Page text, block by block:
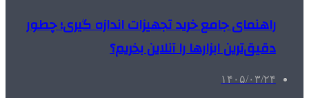
راهنمای جامع خرید تجهیزات اندازه گیری؛ چطور
دقیق‌ترین ابزارها را آنلاین بخریم؟
۱۴۰۵/۰۳/۲۴